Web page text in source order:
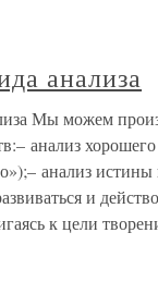
анализа
Мы можем
анализ
анализ
и
к цели